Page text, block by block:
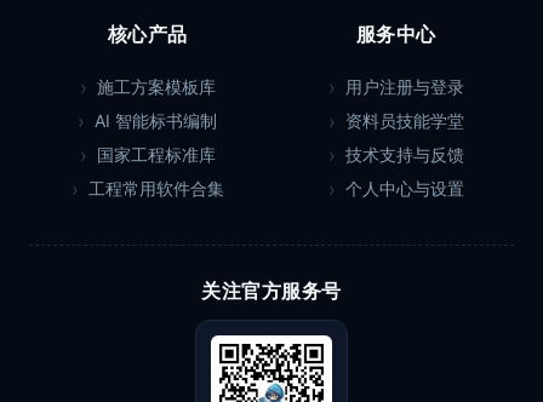
核心产品
施工方案模板库
AI 智能标书编制
国家工程标准库
工程常用软件合集
服务中心
用户注册与登录
资料员技能学堂
技术支持与反馈
个人中心与设置
关注官方服务号